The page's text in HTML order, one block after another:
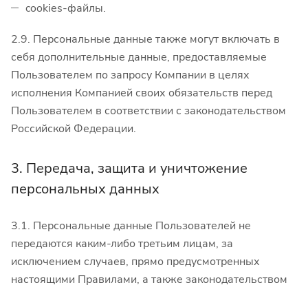
cookies-файлы.
2.9. Персональные данные также могут включать в
себя дополнительные данные, предоставляемые
Пользователем по запросу Компании в целях
исполнения Компанией своих обязательств перед
Пользователем в соответствии с законодательством
Российской Федерации.
3. Передача, защита и уничтожение
персональных данных
3.1. Персональные данные Пользователей не
передаются каким-либо третьим лицам, за
исключением случаев, прямо предусмотренных
настоящими Правилами, а также законодательством